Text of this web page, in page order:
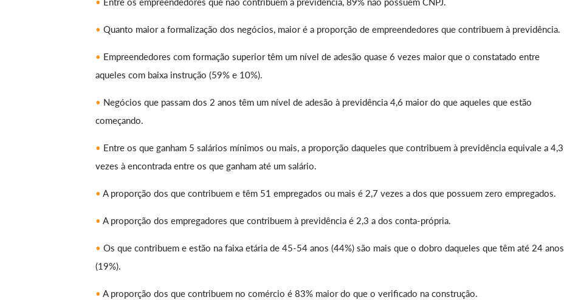
Quanto maior a formalização dos negócios, maior é a proporção de empreendedores que contribuem à previdência.
Empreendedores com formação superior têm um nível de adesão quase 6 vezes maior que o constatado entre
aqueles com baixa instrução (59% e 10%).
Negócios que passam dos 2 anos têm um nível de adesão à previdência 4,6 maior do que aqueles que estão
começando.
Entre os que ganham 5 salários mínimos ou mais, a proporção daqueles que contribuem à previdência equivale a 4,3
vezes à encontrada entre os que ganham até um salário.
A proporção dos que contribuem e têm 51 empregados ou mais é 2,7 vezes a dos que possuem zero empregados.
A proporção dos empregadores que contribuem à previdência é 2,3 a dos conta-própria.
Os que contribuem e estão na faixa etária de 45-54 anos (44%) são mais que o dobro daqueles que têm até 24 anos
(19%).
A proporção dos que contribuem no comércio é 83% maior do que o verificado na construção.